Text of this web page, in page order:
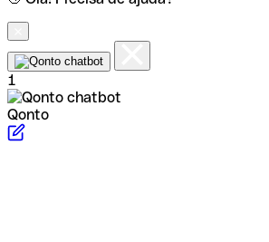
1
Qonto